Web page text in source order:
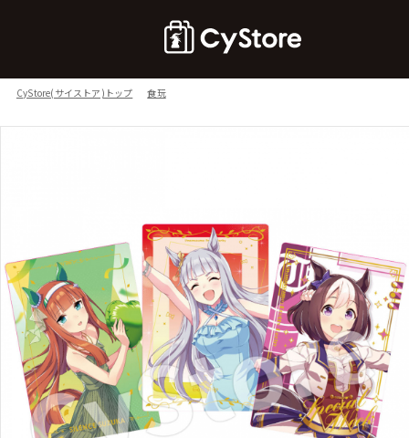
CyStore(サイストア)トップ 食玩